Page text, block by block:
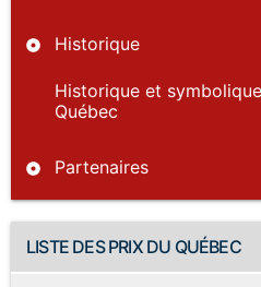
Historique
Historique et
Québec
Partenaires
LISTE DES PRIX DU QUÉBEC